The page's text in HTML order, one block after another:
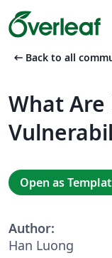
arrow_left_alt Back to all
What Are
Open as
Author:
Han Luong